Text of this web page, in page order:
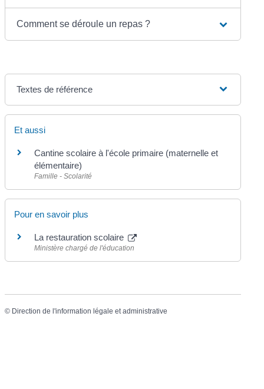
Comment se déroule un repas ?
Textes de référence
Et aussi
Cantine scolaire à l'école primaire (maternelle et
élémentaire)
Famille - Scolarité
Pour en savoir plus
La restauration scolaire
Ministère chargé de l'éducation
© Direction de l'information légale et administrative